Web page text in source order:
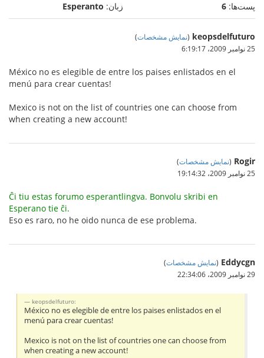
پست‌ها: 6 زبان: Esperanto
keopsdelfuturo
(نمایش مشخصات)
25 نوامبر 2009،‏ 6:19:17
México no es elegible de entre los paises enlistados en el
menú para crear cuentas!
Mexico is not on the list of countries one can choose from
when creating a new account!
Rogir
(نمایش مشخصات)
25 نوامبر 2009،‏ 19:14:32
Ĉi tiu estas forumo esperantlingva. Bonvolu skribi en
Esperano tie ĉi.
Eso es raro, no he oido nunca de ese problema.
Eddycgn
(نمایش مشخصات)
29 نوامبر 2009،‏ 22:34:06
keopsdelfuturo:
México no es elegible de entre los paises enlistados en el
menú para crear cuentas!
Mexico is not on the list of countries one can choose from
when creating a new account!